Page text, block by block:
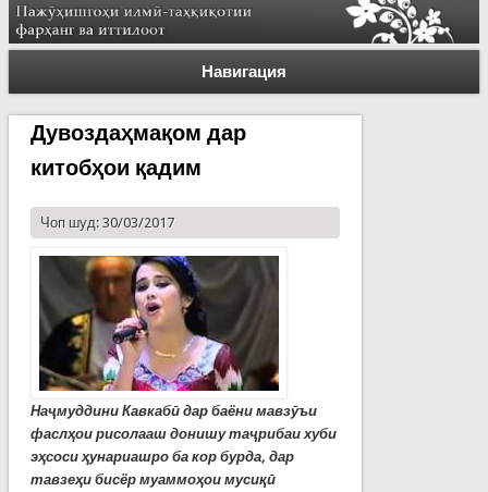
Навигация
Дувоздаҳмақом дар
китобҳои қадим
Чоп шуд: 30/03/2017
Наҷмуддини Кавкабӣ дар баёни мавзӯъи
фаслҳои рисолааш донишу таҷрибаи хуби
эҳсоси ҳунариашро ба кор бурда, дар
тавзеҳи бисёр муаммоҳои мусиқӣ